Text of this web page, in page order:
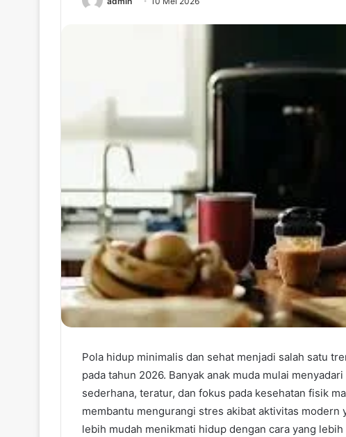
Pola hidup minimalis dan sehat menjadi salah satu
pada tahun 2026. Banyak anak muda mulai
sederhana, teratur, dan fokus pada kesehatan fisik
membantu mengurangi stres akibat aktivitas modern
lebih mudah menikmati hidup dengan cara yang